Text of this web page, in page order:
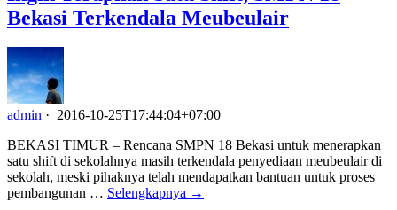
Bekasi Terkendala Meubeulair
admin · 2016-10-25T17:44:04+07:00
BEKASI TIMUR – Rencana SMPN 18 Bekasi untuk menerapkan
satu shift di sekolahnya masih terkendala penyediaan meubeulair di
sekolah, meski pihaknya telah mendapatkan bantuan untuk proses
pembangunan … Selengkapnya →